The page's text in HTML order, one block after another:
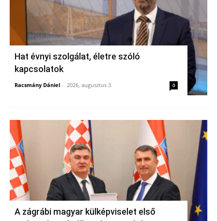
Hat évnyi szolgálat, életre szóló
kapcsolatok
Racsmány Dániel - 2026, augusztus 3. 0
A zágrábi magyar külképviselet első